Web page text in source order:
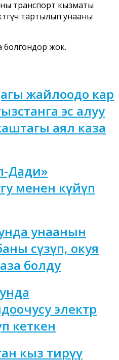
транспорт кызматы
тартылып унааны
болгондор жок.
жайлоодо кар
эс алуу
аял каза
Дади»
менен күйүп
унаанын
сүзүп, окуя
болду
электр
кеткен
кыз тирүү